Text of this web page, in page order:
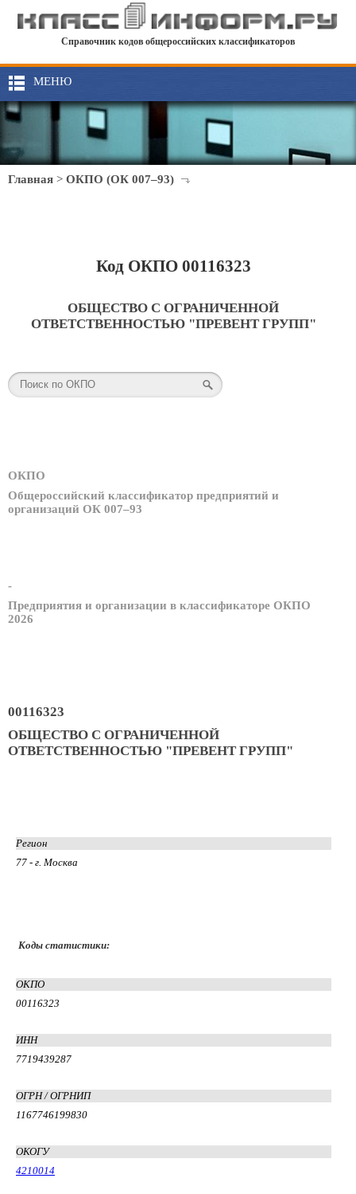
Справочник кодов общероссийских классификаторов
МЕНЮ
Главная > ОКПО (ОК 007–93)
Код ОКПО 00116323
ОБЩЕСТВО С ОГРАНИЧЕННОЙ
ОТВЕТСТВЕННОСТЬЮ "ПРЕВЕНТ ГРУПП"
ОКПО
Общероссийский классификатор предприятий и
организаций ОК 007–93
-
Предприятия и организации в классификаторе ОКПО
2026
00116323
ОБЩЕСТВО С ОГРАНИЧЕННОЙ
ОТВЕТСТВЕННОСТЬЮ "ПРЕВЕНТ ГРУПП"
Регион
77 - г. Москва
Коды статистики:
ОКПО
00116323
ИНН
7719439287
ОГРН / ОГРНИП
1167746199830
ОКОГУ
4210014